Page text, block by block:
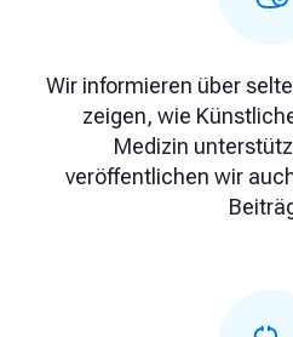
Wir informieren über
zeigen, wie
Medizin
veröffentlichen wir